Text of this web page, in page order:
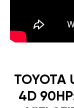
TOYOTA
4D